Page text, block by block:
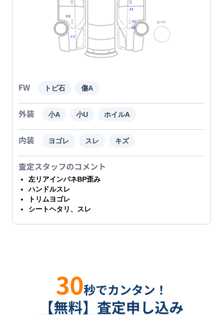
FW トビ石 傷A
外装 小A 小U ホイルA
内装 ヨゴレ スレ キズ
査定スタッフのコメント
左リアインパネBP歪み
ハンドルスレ
トリムヨゴレ
シートヘタリ、スレ
30秒でカンタン！
【無料】査定申し込み